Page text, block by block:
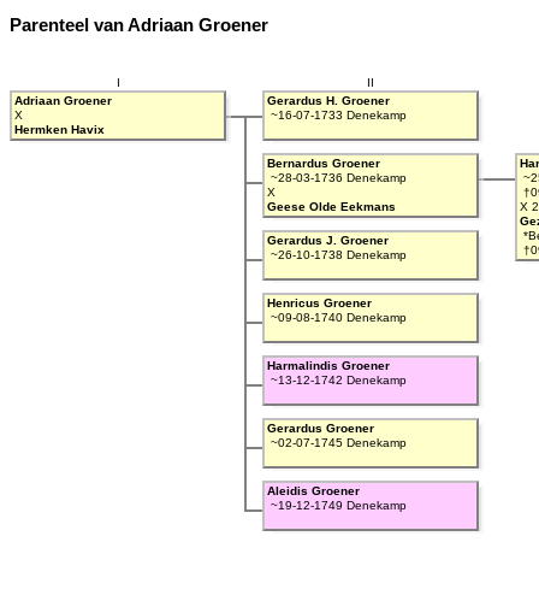
Parenteel van Adriaan Groener
Gerardus H. Groener
~16-07-1733 Denekamp
X
Bernardus Groener
~28-03-1736 Denekamp
X
Geese Olde Eekmans
Gerardus J. Groener
~26-10-1738 Denekamp
Henricus Groener
~09-08-1740 Denekamp
Harmalindis Groener
~13-12-1742 Denekamp
Gerardus Groener
~02-07-1745 Denekamp
Aleidis Groener
~19-12-1749 Denekamp
Adriaan Groener
X
Hermken Havix
I II